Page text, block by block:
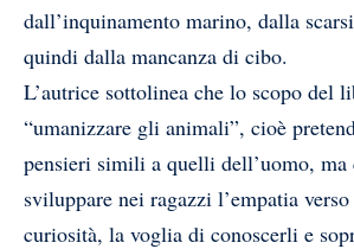
dall’inquinamento marino, dalla
quindi dalla mancanza di cibo.
L’autrice sottolinea che lo scopo del
“umanizzare gli animali”, cioè
pensieri simili a quelli dell’uomo,
sviluppare nei ragazzi l’empatia
curiosità, la voglia di conoscerli e